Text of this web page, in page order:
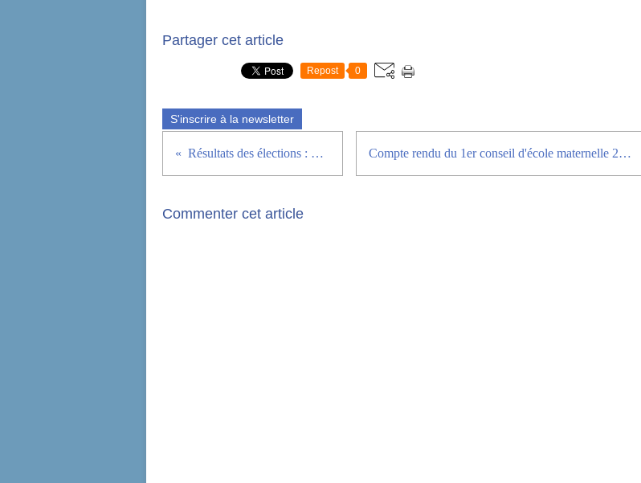
Partager cet article
Repost 0
S'inscrire à la newsletter
Résultats des élections : Merci ! Compte rendu du 1er conseil d'école maternelle 2024/2025
Commenter cet article